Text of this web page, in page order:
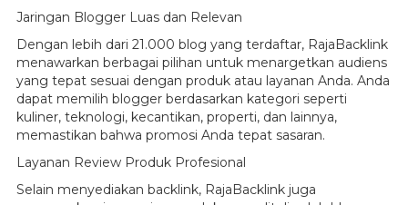
Jaringan Blogger Luas dan Relevan
Dengan lebih dari 21.000 blog yang terdaftar, RajaBacklink
menawarkan berbagai pilihan untuk menargetkan audiens
yang tepat sesuai dengan produk atau layanan Anda. Anda
dapat memilih blogger berdasarkan kategori seperti
kuliner, teknologi, kecantikan, properti, dan lainnya,
memastikan bahwa promosi Anda tepat sasaran.
Layanan Review Produk Profesional
Selain menyediakan backlink, RajaBacklink juga